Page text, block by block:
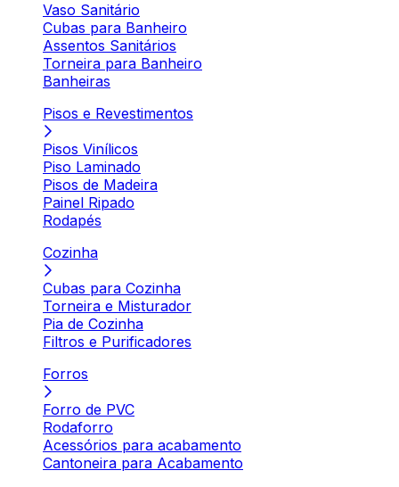
Vaso Sanitário
Cubas para Banheiro
Assentos Sanitários
Torneira para Banheiro
Banheiras
Pisos e Revestimentos
Pisos Vinílicos
Piso Laminado
Pisos de Madeira
Painel Ripado
Rodapés
Cozinha
Cubas para Cozinha
Torneira e Misturador
Pia de Cozinha
Filtros e Purificadores
Forros
Forro de PVC
Rodaforro
Acessórios para acabamento
Cantoneira para Acabamento